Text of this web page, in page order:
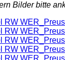
Bilder bitte